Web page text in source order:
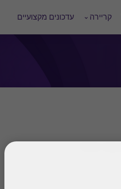
קריירה עדכונים מקצועיים